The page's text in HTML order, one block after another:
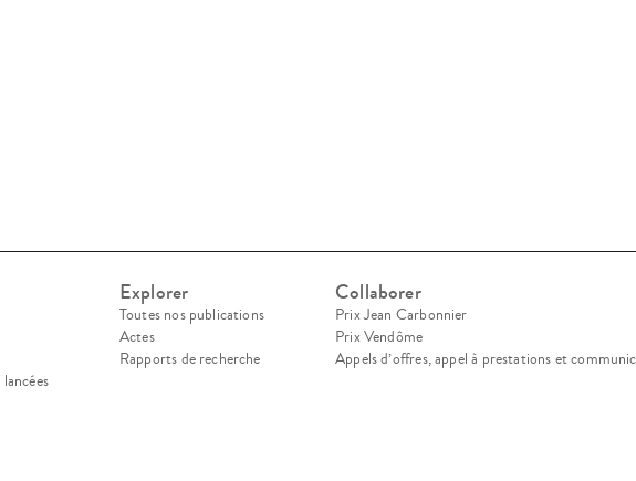
Explorer
Toutes nos publications
Actes
Rapports de recherche
Collaborer
Prix Jean Carbonnier
Prix Vendôme
Appels d’offres, appel à prestations et